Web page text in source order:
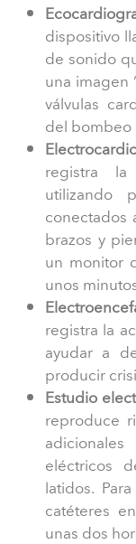
dispositivo
de sonido
una imagen
válvulas
del bombeo
registra
utilizando
brazos y
un monitor
unos
registra la
ayudar a
producir
Estudio
reproduce
eléctricos
latidos.
catéteres
unas dos